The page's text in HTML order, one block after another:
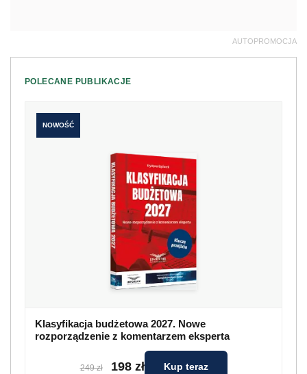
AUTOPROMOCJA
POLECANE PUBLIKACJE
NOWOŚĆ
Klasyfikacja budżetowa 2027. Nowe
rozporządzenie z komentarzem eksperta
249 zł 198 zł Kup teraz